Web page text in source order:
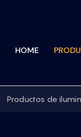
HOME
Productos de